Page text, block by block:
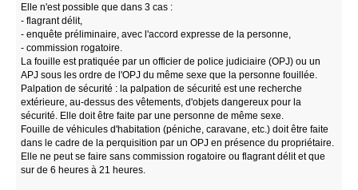
Elle n'est possible que dans 3 cas :
- flagrant délit,
- enquête préliminaire, avec l'accord expresse de la personne,
- commission rogatoire.
La fouille est pratiquée par un officier de police judiciaire (OPJ) ou un
APJ sous les ordre de l'OPJ du même sexe que la personne fouillée.
Palpation de sécurité : la palpation de sécurité est une recherche
extérieure, au-dessus des vêtements, d'objets dangereux pour la
sécurité. Elle doit être faite par une personne de même sexe.
Fouille de véhicules d'habitation (péniche, caravane, etc.) doit être faite
dans le cadre de la perquisition par un OPJ en présence du propriétaire.
Elle ne peut se faire sans commission rogatoire ou flagrant délit et que
sur de 6 heures à 21 heures.